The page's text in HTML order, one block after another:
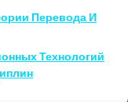
Перевода И
Технологий